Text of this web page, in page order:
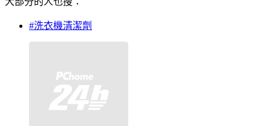
#洗衣機清潔劑